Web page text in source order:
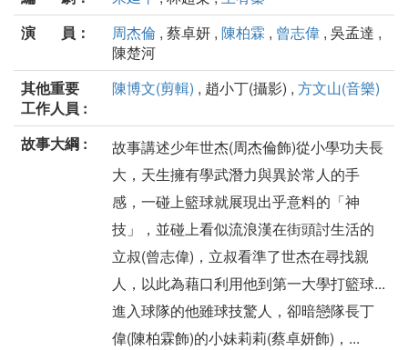
演 員：
周杰倫 , 蔡卓妍 , 陳柏霖 , 曾志偉 , 吳孟達 ,
陳楚河
其他重要
工作人員 :
陳博文(剪輯) , 趙小丁(攝影) , 方文山(音樂)
故事大綱 :
故事講述少年世杰(周杰倫飾)從小學功夫長
大，天生擁有學武潛力與異於常人的手
感，一碰上籃球就展現出乎意料的「神
技」，並碰上看似流浪漢在街頭討生活的
立叔(曾志偉)，立叔看準了世杰在尋找親
人，以此為藉口利用他到第一大學打籃球...
進入球隊的他雖球技驚人，卻暗戀隊長丁
偉(陳柏霖飾)的小妹莉莉(蔡卓妍飾)，...